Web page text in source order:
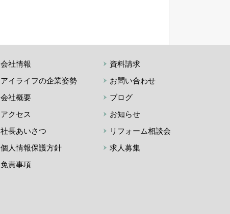
会社情報
アイライフの企業姿勢
会社概要
アクセス
社長あいさつ
個人情報保護方針
免責事項
資料請求
お問い合わせ
ブログ
お知らせ
リフォーム相談会
求人募集